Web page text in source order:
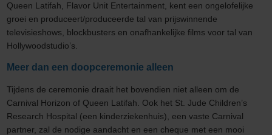
Queen Latifah, Flavor Unit Entertainment, kent een ongelofelijke
groei en produceert/produceerde tal van prijswinnende
televisieshows, blockbusters en onafhankelijke films voor tal van
Hollywoodstudio’s.
Meer dan een doopceremonie alleen
Tijdens de ceremonie draait het bovendien niet alleen om de
Carnival Horizon of Queen Latifah. Ook het St. Jude Children’s
Research Hospital (een kinderziekenhuis), een vaste Carnival
partner, zal de nodige aandacht en een cheque met een mooi